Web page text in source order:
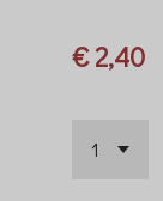
€ 2,40